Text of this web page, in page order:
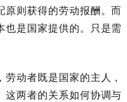
原则获得的劳动报酬。而
也是国家提供的。只是需
动者既是国家的主人，
这两者的关系如何协调与